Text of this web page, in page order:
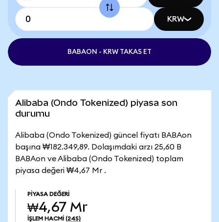
KRW
BABAON - KRW TAKAS ET
Alibaba (Ondo Tokenized) piyasa son
durumu
Alibaba (Ondo Tokenized) güncel fiyatı BABAon
başına ₩182.349,89. Dolaşımdaki arzı 25,60 B
BABAon ve Alibaba (Ondo Tokenized) toplam
piyasa değeri ₩4,67 Mr .
PIYASA DEĞERI
₩4,67 Mr
İŞLEM HACMI (24S)